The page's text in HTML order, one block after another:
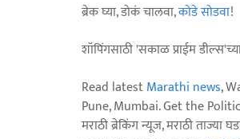
ब्रेक घ्या, डोकं चालवा,कोडे सोडवा!
शॉपिंगसाठी 'सकाळ प्राईम
Read latestMarathi news,
Pune, Mumbai. Get the
मराठी ब्रेकिंग न्यूज, मराठी